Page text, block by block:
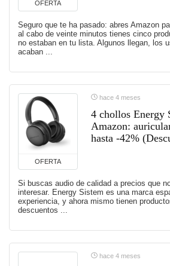
OFERTA
Seguro que te ha pasado: abres Amazon
al cabo de veinte minutos tienes cinco
no estaban en tu lista. Algunos llegan, los
acaban ...
OFERTA
hace 4 meses
4 chollos Energy
Amazon:
hasta -42%
Si buscas audio de calidad a precios que
interesar. Energy Sistem es una marca
experiencia, y ahora mismo tienen
descuentos ...
hace 4 meses